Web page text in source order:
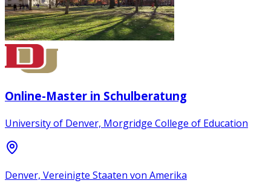
Online-Master in Schulberatung
University of Denver, Morgridge College of Education
Denver, Vereinigte Staaten von Amerika